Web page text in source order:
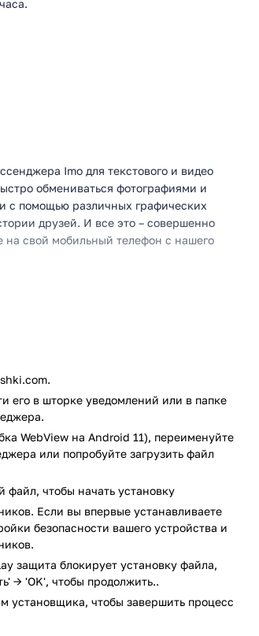
Imo для текстового и видео
обмениваться фотографиями и
с помощью различных графических
друзей. И все это – совершенно
на свой мобильный телефон с нашего
остро. С целью ее решения и
продвинутый текстовый чат со своими
атрибутами популярных
основной программы, которая при
Так, по аналогии с законодателем моды,
записи друзей, а также
с текстом, рисунками или
Интересная особенность таких
24 часа, что позволит сэкономить
imo;
его в шторке уведомлений или в папке
WebView на Android 11), переименуйте
или попробуйте загрузить файл
чтобы начать установку
Если вы впервые устанавливаете
безопасности вашего устройства и
защита блокирует установку файла,
→ 'OK', чтобы продолжить..
установщика, чтобы завершить процесс